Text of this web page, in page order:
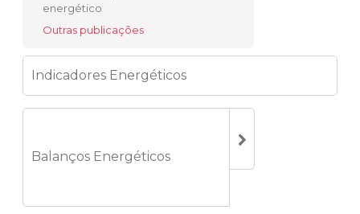
energético
Outras publicações
Indicadores Energéticos
Balanços Energéticos